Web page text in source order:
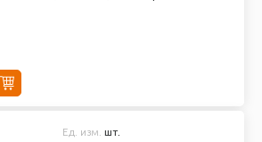
Ед. изм. шт.